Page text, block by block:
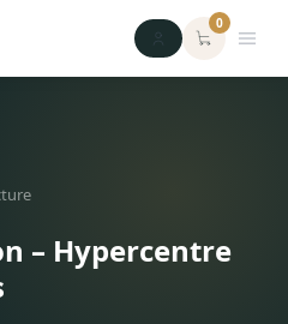
0
– Hypercentre